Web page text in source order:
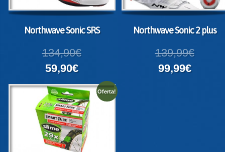
Northwave Sonic SRS
134,90€
59,90€
Northwave Sonic 2 plus
139,99€
99,99€
Oferta!